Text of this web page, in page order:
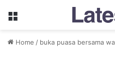
Menu
Home / buka puasa bersama